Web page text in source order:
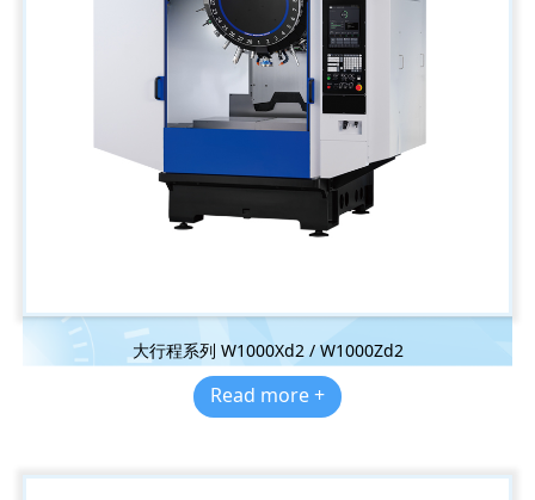
大行程系列 W1000Xd2 / W1000Zd2
Read more +